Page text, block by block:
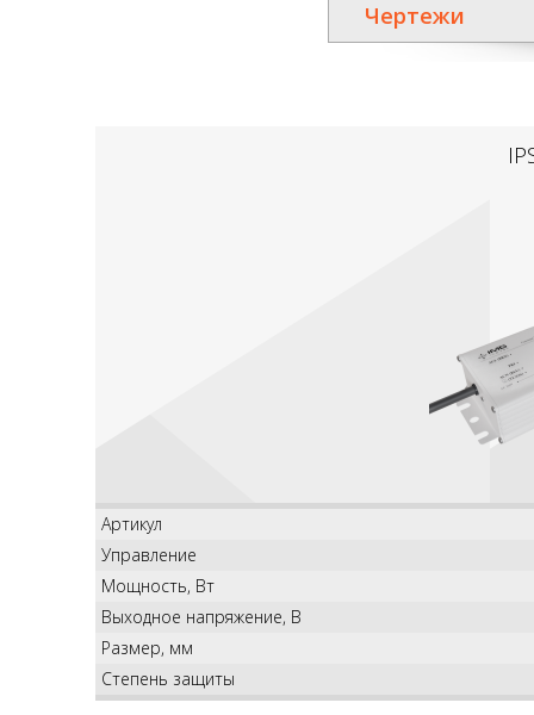
Чертежи
Артикул
Управление
Мощность, Вт
Выходное напряжение, В
Размер, мм
Степень защиты